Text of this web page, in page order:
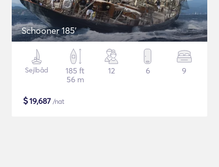
Schooner 185'
Sejlbåd
185 ft
56 m
12 6 9
$19,687 /nat